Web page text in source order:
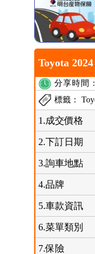
Toyota
分享時間
標籤：
1.成交價格
2.下訂日期
3.詢車地點
4.品牌
5.車款資訊
6.菜單類別
7.保險